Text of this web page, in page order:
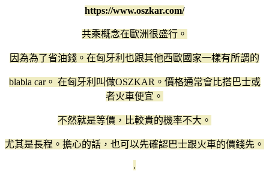
https://www.oszkar.com/
共乘概念在歐洲很盛行。
因為為了省油錢。在匈牙利也跟其他西歐國家一樣有所謂的
blabla car。 在匈牙利叫做OSZKAR。價格通常會比搭巴士或
者火車便宜。
不然就是等價，比較貴的機率不大。
尤其是長程。擔心的話，也可以先確認巴士跟火車的價錢先。
.